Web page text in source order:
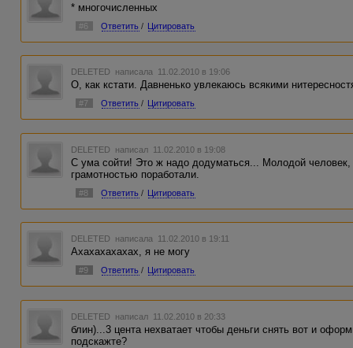
* многочисленных
#6 Ответить / Цитировать
DELETED написала 11.02.2010 в 19:06
О, как кстати. Давненько увлекаюсь всякими
#7 Ответить / Цитировать
DELETED написал 11.02.2010 в 19:08
С ума сойти! Это ж надо додуматься... Молодой
грамотностью поработали.
#8 Ответить / Цитировать
DELETED написала 11.02.2010 в 19:11
Ахахахахахах, я не могу
#9 Ответить / Цитировать
DELETED написал 11.02.2010 в 20:33
блин)...3 цента нехватает чтобы деньги снять вот и
подскажте?